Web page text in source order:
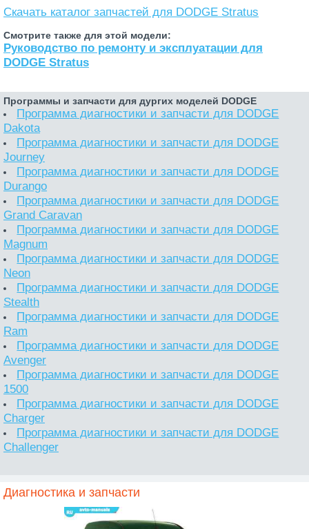
Скачать каталог запчастей для DODGE Stratus
Смотрите также для этой модели:
Руководство по ремонту и эксплуатации для
DODGE Stratus
Программы и запчасти для дургих моделей DODGE
Программа диагностики и запчасти для DODGE
Dakota
Программа диагностики и запчасти для DODGE
Journey
Программа диагностики и запчасти для DODGE
Durango
Программа диагностики и запчасти для DODGE
Grand Caravan
Программа диагностики и запчасти для DODGE
Magnum
Программа диагностики и запчасти для DODGE
Neon
Программа диагностики и запчасти для DODGE
Stealth
Программа диагностики и запчасти для DODGE
Ram
Программа диагностики и запчасти для DODGE
Avenger
Программа диагностики и запчасти для DODGE
1500
Программа диагностики и запчасти для DODGE
Charger
Программа диагностики и запчасти для DODGE
Challenger
Диагностика и запчасти